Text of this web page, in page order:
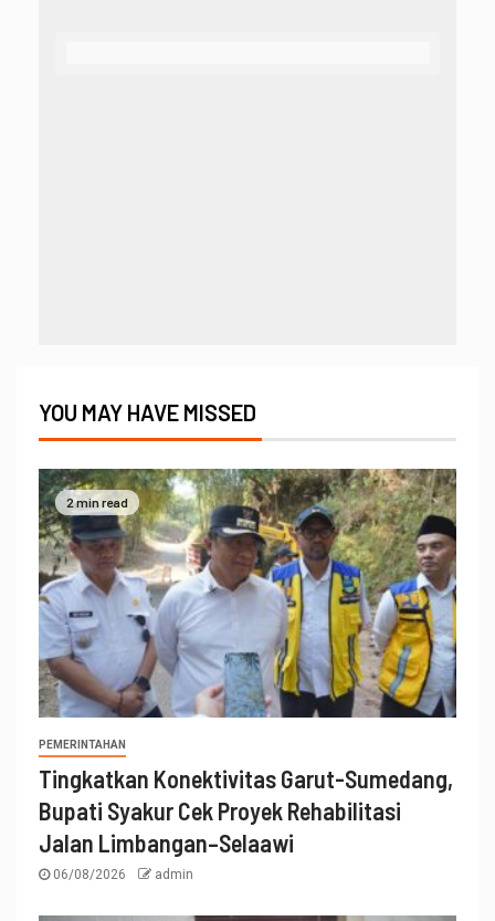
YOU MAY HAVE MISSED
2 min read
PEMERINTAHAN
Tingkatkan Konektivitas Garut-Sumedang,
Bupati Syakur Cek Proyek Rehabilitasi
Jalan Limbangan–Selaawi
06/08/2026 admin